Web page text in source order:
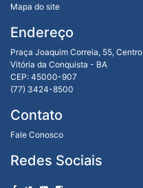
Mapa do site
Endereço
Praça Joaquim Correia, 55, Centro
Vitória da Conquista - BA
CEP: 45000-907
(77) 3424-8500
Contato
Fale Conosco
Redes Sociais